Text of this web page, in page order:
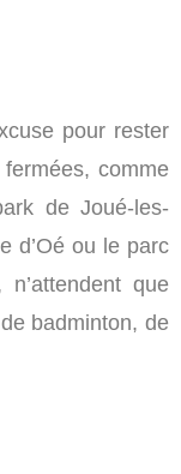
pour rester
comme
de Joué-les-
d’Oé ou le parc
que
badminton, de